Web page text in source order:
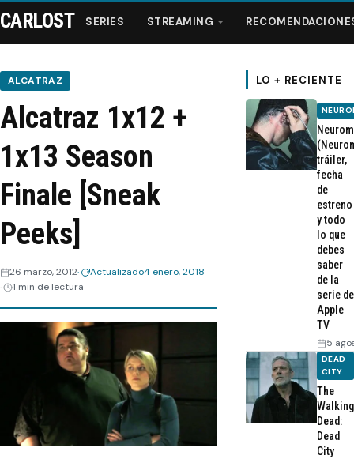
Series
Streaming
Recomendaciones
Webisodios
CARLOST SERIES STREAMING
ALCATRAZ
Alcatraz 1x12 +
1x13 Season
Finale [Sneak
Peeks]
26 marzo, 2012 Actualizado4 enero, 2018
1 min de lectura
LO + RECIENTE
tráiler,
fecha
de
estreno
y todo
lo que
debes
saber
de la
serie de
Apple
TV
5
DEAD
CITY
The
Walking
Dead:
Dead
City